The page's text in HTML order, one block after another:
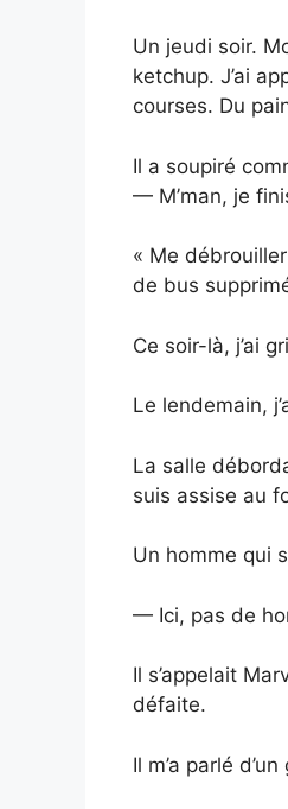
Un jeudi soir.
ketchup. J’ai
courses. Du
Il a soupiré
— M’man, je
« Me
de bus
Ce soir-là, j’ai
Le lendemain,
La salle
suis assise au
Un homme qui
— Ici, pas de
Il s’appelait
défaite.
Il m’a parlé